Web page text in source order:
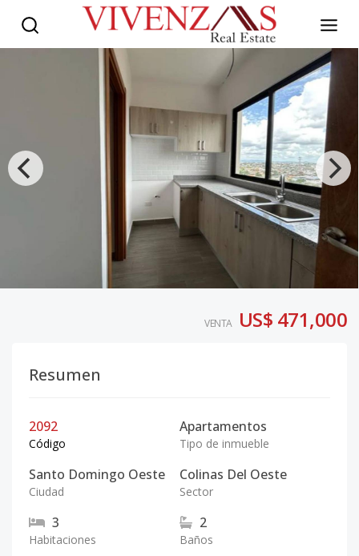
VENTA US$ 471,000
Resumen
2092
Código
Apartamentos
Tipo de inmueble
Santo Domingo Oeste
Ciudad
Colinas Del Oeste
Sector
3
Habitaciones
2
Baños